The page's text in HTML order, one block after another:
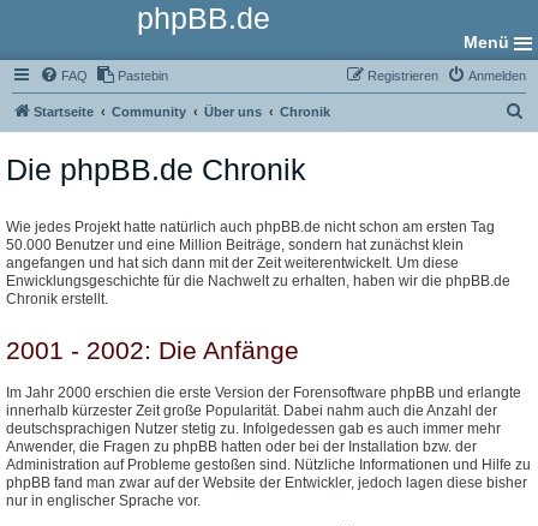
phpBB.de
Menü
FAQ Pastebin Anmelden
Registrieren
Startseite Community Über uns Chronik
Die phpBB.de Chronik
Wie jedes Projekt hatte natürlich auch phpBB.de nicht schon am ersten Tag
50.000 Benutzer und eine Million Beiträge, sondern hat zunächst klein
angefangen und hat sich dann mit der Zeit weiterentwickelt. Um diese
Enwicklungsgeschichte für die Nachwelt zu erhalten, haben wir die phpBB.de
Chronik erstellt.
2001 - 2002: Die Anfänge
Im Jahr 2000 erschien die erste Version der Forensoftware phpBB und erlangte
innerhalb kürzester Zeit große Popularität. Dabei nahm auch die Anzahl der
deutschsprachigen Nutzer stetig zu. Infolgedessen gab es auch immer mehr
Anwender, die Fragen zu phpBB hatten oder bei der Installation bzw. der
Administration auf Probleme gestoßen sind. Nützliche Informationen und Hilfe zu
phpBB fand man zwar auf der Website der Entwickler, jedoch lagen diese bisher
nur in englischer Sprache vor.